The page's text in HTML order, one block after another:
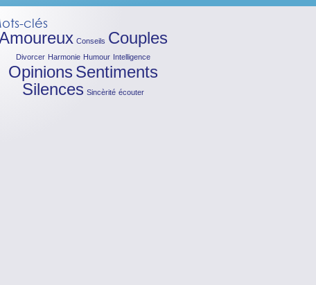
clés
Conseils Couples
Divorcer Harmonie Humour Intelligence
Opinions Sentiments
Silences Sincèrité écouter